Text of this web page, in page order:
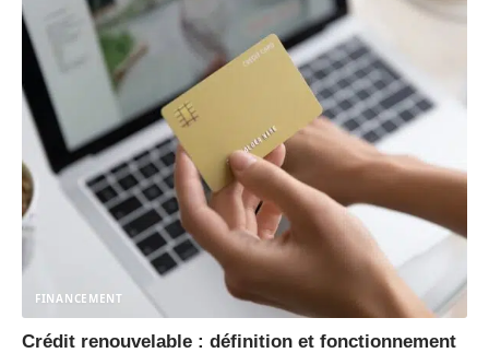
FINANCEMENT
Crédit renouvelable : définition et fonctionnement